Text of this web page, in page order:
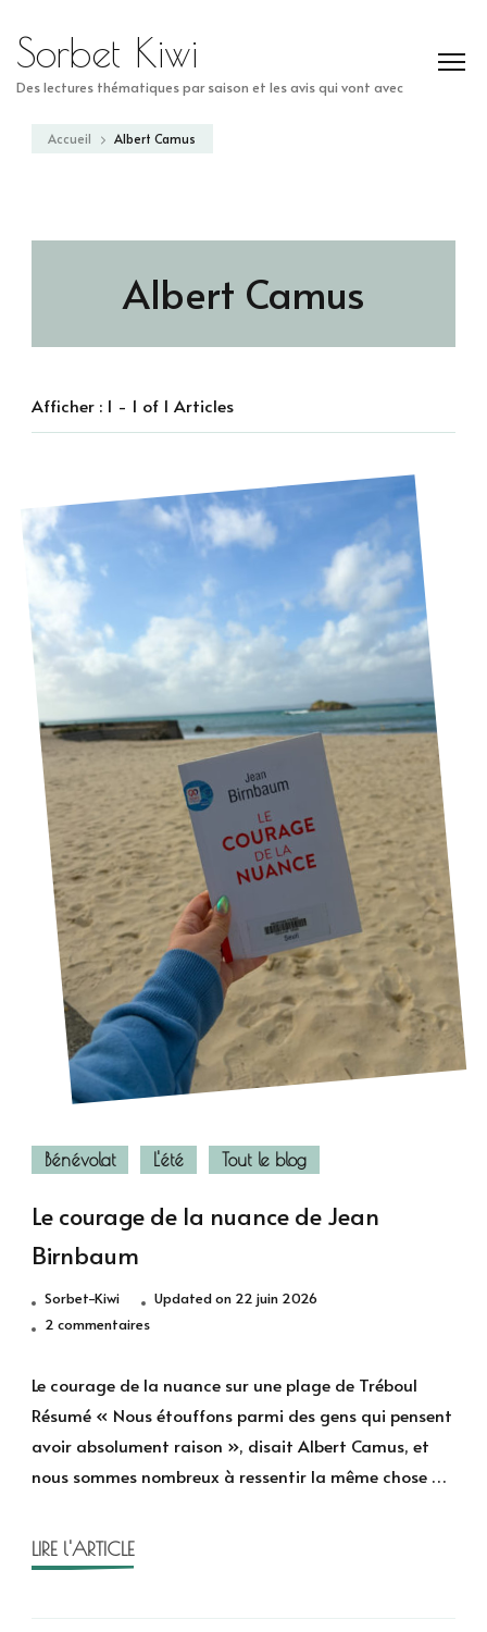
Sorbet Kiwi
Des lectures thématiques par saison et les avis qui vont avec
Accueil Albert Camus
Albert Camus
Afficher : 1 - 1 of 1 Articles
Bénévolat L'été Tout le blog
Le courage de la nuance de Jean
Birnbaum
Sorbet-Kiwi Updated on 22 juin 2026
2 commentairessur
la
nuance
de
Le courage de la nuance sur une plage de Tréboul
Résumé « Nous étouffons parmi des gens qui pensent
avoir absolument raison », disait Albert Camus, et
nous sommes nombreux à ressentir la même chose …
LIRE l'ARTICLE